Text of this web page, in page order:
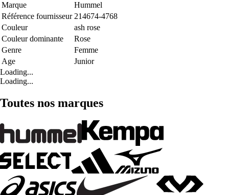
Marque
Hummel
Référence fournisseur 214674-4768
Couleur
ash rose
Couleur dominante
Rose
Genre
Femme
Age
Junior
Loading...
Loading...
Toutes nos marques